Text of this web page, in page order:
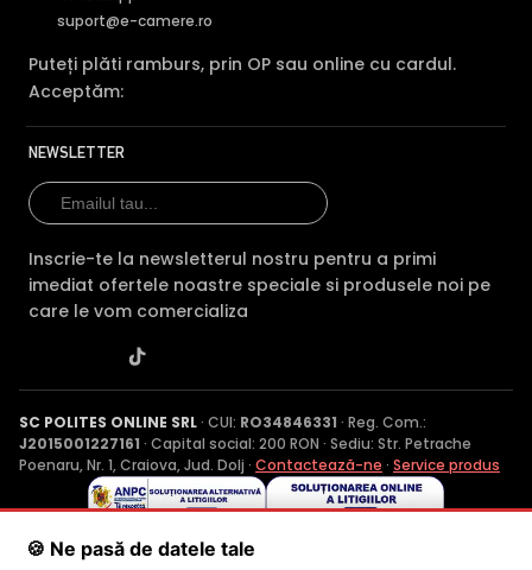
suport@e-camere.ro
Puteți plăti ramburs, prin OP sau online cu cardul.
Acceptăm:
NEWSLETTER
Inscrie-te la newsletterul nostru pentru a primi
imediat ofertele noastre speciale si produsele noi pe
care le vom comercializa
SC POLITES ONLINE SRL· CUI: RO34846331 · Reg. Com.:
J2015001227161 · Capital social: 200 RON · Sediu: Str. Petrache
Poenaru, Nr. 1, Craiova, Jud. Dolj · Contactează-ne · Service produs
© 2026 SC POLITES ONLINE SRL
🍪 Ne pasă de datele tale